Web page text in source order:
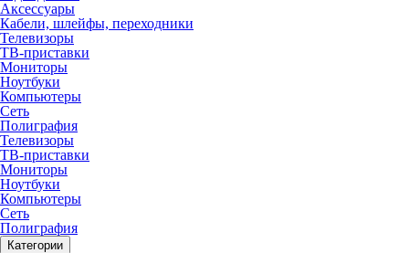
Аксессуары
Кабели, шлейфы, переходники
Телевизоры
ТВ-приставки
Мониторы
Ноутбуки
Компьютеры
Сеть
Полиграфия
Телевизоры
ТВ-приставки
Мониторы
Ноутбуки
Компьютеры
Сеть
Полиграфия
Категории